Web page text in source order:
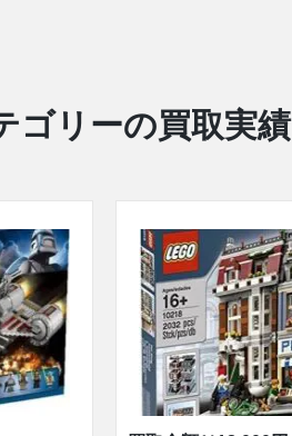
ゴリーの買取実績